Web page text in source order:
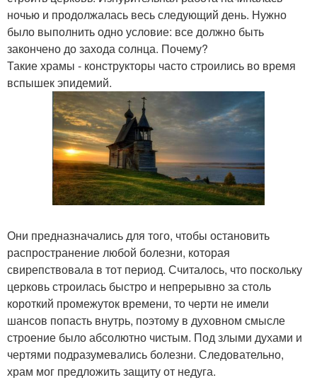
ночью и продолжалась весь следующий день. Нужно
было выполнить одно условие: все должно быть
закончено до захода солнца. Почему?
Такие храмы - конструкторы часто строились во время
вспышек эпидемий.
Они предназначались для того, чтобы остановить
распространение любой болезни, которая
свирепствовала в тот период. Считалось, что поскольку
церковь строилась быстро и непрерывно за столь
короткий промежуток времени, то черти не имели
шансов попасть внутрь, поэтому в духовном смысле
строение было абсолютно чистым. Под злыми духами и
чертями подразумевались болезни. Следовательно,
храм мог предложить защиту от недуга.